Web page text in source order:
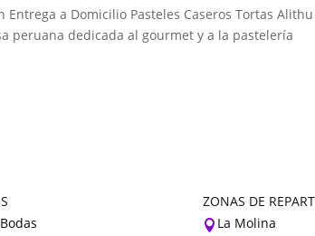
Entrega a Domicilio Pasteles Caseros Tortas
peruana dedicada al gourmet y a la pastelería
ZONAS DE
 La Molina